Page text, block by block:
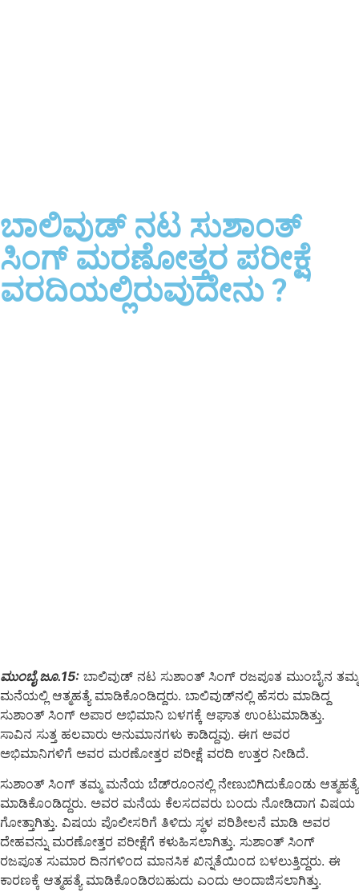
ಬಾಲಿವುಡ್ ನಟ ಸುಶಾಂತ್
ಸಿಂಗ್ ಮರಣೋತ್ತರ ಪರೀಕ್ಷೆ
ವರದಿಯಲ್ಲಿರುವುದೇನು ?
ಮುಂಬೈ ಜೂ.15: ಬಾಲಿವುಡ್ ನಟ ಸುಶಾಂತ್ ಸಿಂಗ್ ರಜಪೂತ ಮುಂಬೈನ ತಮ್ಮ
ಮನೆಯಲ್ಲಿ ಆತ್ಮಹತ್ಯೆ ಮಾಡಿಕೊಂಡಿದ್ದರು. ಬಾಲಿವುಡ್‍ನಲ್ಲಿ ಹೆಸರು ಮಾಡಿದ್ದ
ಸುಶಾಂತ್ ಸಿಂಗ್ ಅಪಾರ ಅಭಿಮಾನಿ ಬಳಗಕ್ಕೆ ಆಘಾತ ಉಂಟುಮಾಡಿತ್ತು.
ಸಾವಿನ ಸುತ್ತ ಹಲವಾರು ಅನುಮಾನಗಳು ಕಾಡಿದ್ದವು. ಈಗ ಅವರ
ಅಭಿಮಾನಿಗಳಿಗೆ ಅವರ ಮರಣೋತ್ತರ ಪರೀಕ್ಷೆ ವರದಿ ಉತ್ತರ ನೀಡಿದೆ.
ಸುಶಾಂತ್ ಸಿಂಗ್ ತಮ್ಮ ಮನೆಯ ಬೆಡ್‍ರೂಂನಲ್ಲಿ ನೇಣುಬಿಗಿದುಕೊಂಡು ಆತ್ಮಹತ್ಯೆ
ಮಾಡಿಕೊಂಡಿದ್ದರು. ಅವರ ಮನೆಯ ಕೆಲಸದವರು ಬಂದು ನೋಡಿದಾಗ ವಿಷಯ
ಗೋತ್ತಾಗಿತ್ತು. ವಿಷಯ ಪೊಲೀಸರಿಗೆ ತಿಳಿದು ಸ್ಥಳ ಪರಿಶೀಲನೆ ಮಾಡಿ ಅವರ
ದೇಹವನ್ನು ಮರಣೋತ್ತರ ಪರೀಕ್ಷೆಗೆ ಕಳುಹಿಸಲಾಗಿತ್ತು. ಸುಶಾಂತ್ ಸಿಂಗ್
ರಜಪೂತ ಸುಮಾರ ದಿನಗಳಿಂದ ಮಾನಸಿಕ ಖಿನ್ನತೆಯಿಂದ ಬಳಲುತ್ತಿದ್ದರು. ಈ
ಕಾರಣಕ್ಕೆ ಆತ್ಮಹತ್ಯೆ ಮಾಡಿಕೊಂಡಿರಬಹುದು ಎಂದು ಅಂದಾಜಿಸಲಾಗಿತ್ತು.